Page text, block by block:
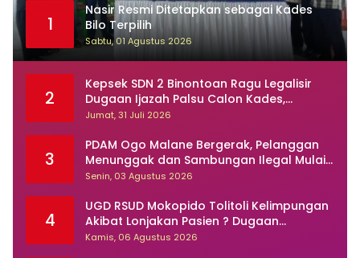
1
Nasir Resmi Ditetapkan sebagai Kades
Bilo Terpilih
Sabtu, 01 Agustus 2026
2
Kepsek SDN 2 Binontoan Ragu Legalisir
Dugaan Ijazah Palsu Calon Kades,
Kasusnya Dilaporkan Ke Polisi
Jumat, 31 Juli 2026
3
PDAM Ogo Malane Bergerak, Pelanggan
Menunggak dan Sambungan Ilegal Mulai
Ditertibkan
Senin, 03 Agustus 2026
4
UGD RSUD Mokopido Tolitoli Kelimpungan
Akibat Lonjakan Pasien ? Dugaan
Peningkatan Kasus Diare dan Muntaber
Kamis, 06 Agustus 2026